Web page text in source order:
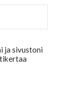
ja sivustoni